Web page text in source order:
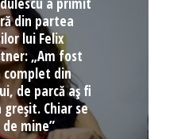
din partea
lui Felix
„Am fost
complet din
de parcă aș fi
Chiar se
mine”